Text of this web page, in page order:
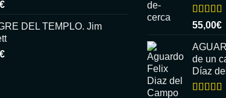
€
DEL TEMPLO. Jim
€
Valorado
con
5
55,00€
de un
Díaz